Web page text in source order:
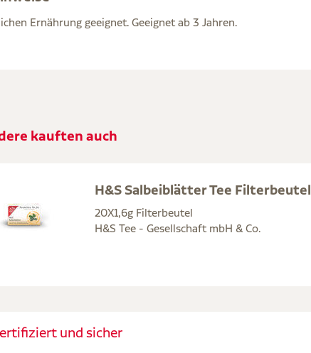
Ernährung geeignet. Geeignet ab 3 Jahren.
kauften auch
H&S Salbeiblätter Tee Filterbeutel
20X1,6g Filterbeutel
H&S Tee - Gesellschaft mbH & Co.
und sicher